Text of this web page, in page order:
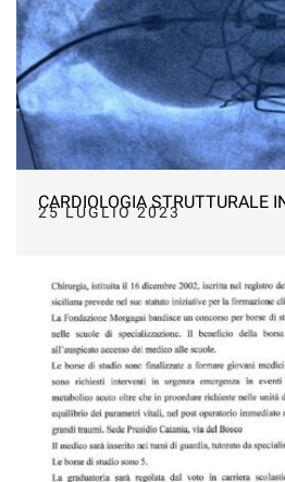
CARDIOLOGIA STRUTTURALE
25 LUGLIO 2023